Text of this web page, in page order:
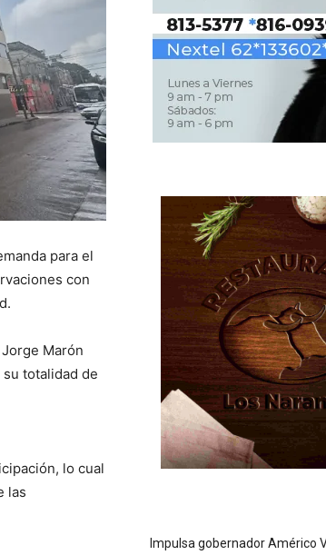
para el
con
Marón
totalidad de
lo cual
las
Impulsa gobernador Américo